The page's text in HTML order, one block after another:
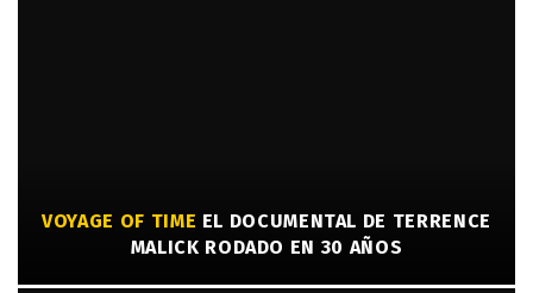
VOYAGE OF TIME EL DOCUMENTAL DE TERRENCE
MALICK RODADO EN 30 AÑOS